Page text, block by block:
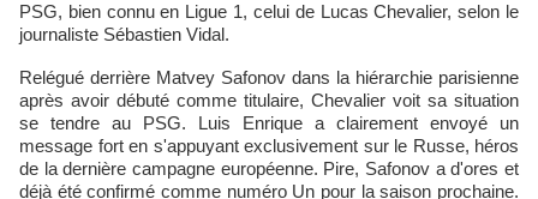
PSG, bien connu en Ligue 1, celui de Lucas Chevalier, selon le
journaliste Sébastien Vidal.
Relégué derrière Matvey Safonov dans la hiérarchie parisienne
après avoir débuté comme titulaire, Chevalier voit sa situation
se tendre au PSG. Luis Enrique a clairement envoyé un
message fort en s'appuyant exclusivement sur le Russe, héros
de la dernière campagne européenne. Pire, Safonov a d'ores et
déjà été confirmé comme numéro Un pour la saison prochaine.